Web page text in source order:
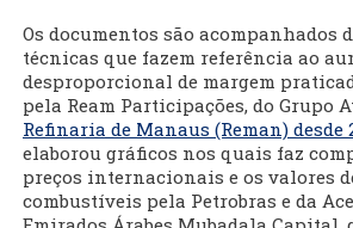
Os documentos são acompanhados
técnicas que fazem referência ao
desproporcional de margem
pela Ream Participações, do Grupo
Refinaria de Manaus (Reman) desde
elaborou gráficos nos quais faz
preços internacionais e os valores
combustíveis pela Petrobras e da